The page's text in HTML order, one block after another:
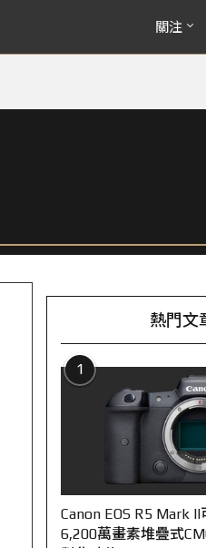
關注
熱門文
1
Canon EOS R5 Mark
6,200萬畫素堆疊式